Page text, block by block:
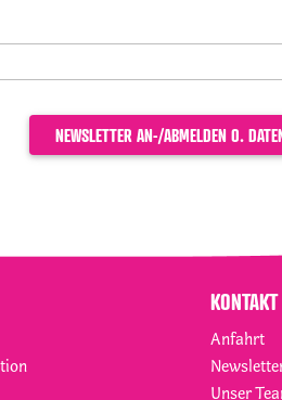
KONTAKT
Anfahrt
Unser